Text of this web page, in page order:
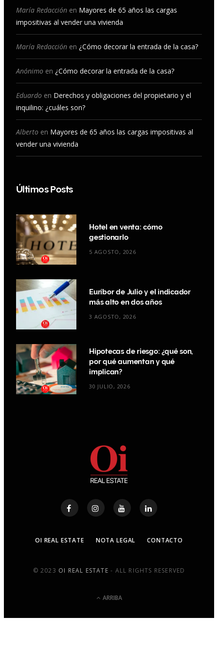
b
o
o
a
g
r
m
u
b
e
e
I
María Redacción en Mayores de 65 años las cargas
impositivas al vender una vivienda
María Redacción en ¿Cómo decorar la entrada de la casa?
Anónimo en ¿Cómo decorar la entrada de la casa?
Eduardo en Derechos y obligaciones del propietario y el
inquilino: ¿cuáles son?
Alberto en Mayores de 65 años las cargas impositivas al
vender una vivienda
Últimos Posts
Hotel en venta: cómo
gestionarlo
5 AGOSTO, 2026
Euríbor de Julio y el indicador
más alto en dos años
3 AGOSTO, 2026
Hipotecas de riesgo: ¿qué son,
por qué aumentan y qué
implican?
30 JULIO, 2026
OI REAL ESTATE NOTA LEGAL CONTACTO
© 2023 OI REAL ESTATE - ALL RIGHTS RESERVED
ARRIBA